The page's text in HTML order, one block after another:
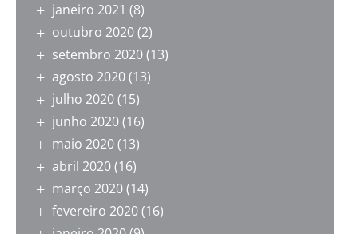
janeiro 2021 (8)
outubro 2020(2)
setembro 2020(13)
agosto 2020(13)
julho 2020(15)
junho 2020(16)
maio 2020(13)
abril 2020(16)
março 2020(14)
fevereiro 2020(16)